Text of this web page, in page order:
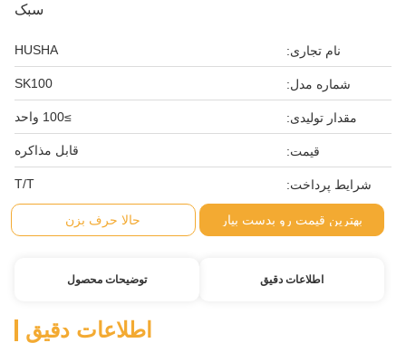
سبک
نام تجاری: HUSHA
شماره مدل: SK100
مقدار تولیدی: ≥100 واحد
قیمت: قابل مذاکره
شرایط پرداخت: T/T
بهترین قیمت رو بدست بیار حالا حرف بزن
اطلاعات دقیق توضیحات محصول
اطلاعات دقیق